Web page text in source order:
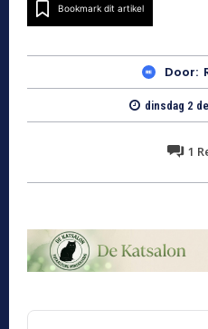
Bookmark dit artikel
Door:
dinsdag 2
1